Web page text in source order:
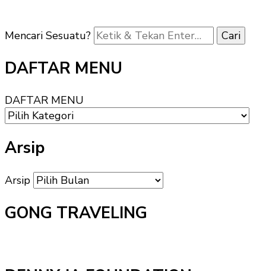
Mencari Sesuatu?
DAFTAR MENU
DAFTAR MENU
Arsip
Arsip
GONG TRAVELING